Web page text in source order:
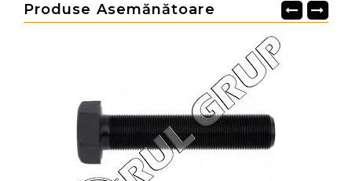
Produse Asemănătoare